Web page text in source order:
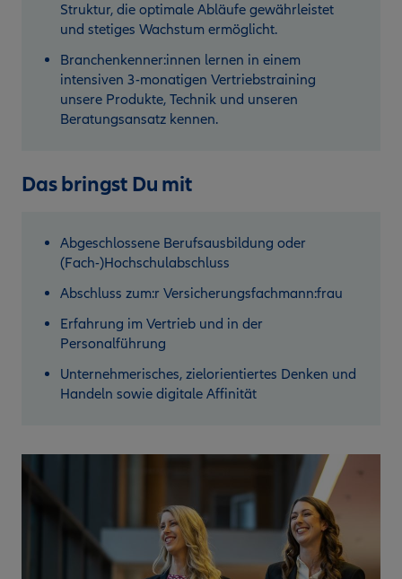
Struktur, die optimale Abläufe gewährleistet
und stetiges Wachstum ermöglicht.
Branchenkenner:innen lernen in einem
intensiven 3-monatigen Vertriebstraining
unsere Produkte, Technik und unseren
Beratungsansatz kennen.
Das bringst Du mit
Abgeschlossene Berufsausbildung oder
(Fach-)Hochschulabschluss
Abschluss zum:r Versicherungsfachmann:frau
Erfahrung im Vertrieb und in der
Personalführung
Unternehmerisches, zielorientiertes Denken und
Handeln sowie digitale Affinität